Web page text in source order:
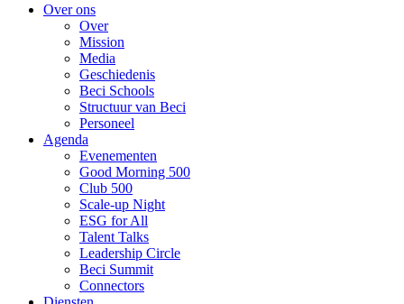
Over ons
Over
Mission
Media
Geschiedenis
Beci Schools
Structuur van Beci
Personeel
Agenda
Evenementen
Good Morning 500
Club 500
Scale-up Night
ESG for All
Talent Talks
Leadership Circle
Beci Summit
Connectors